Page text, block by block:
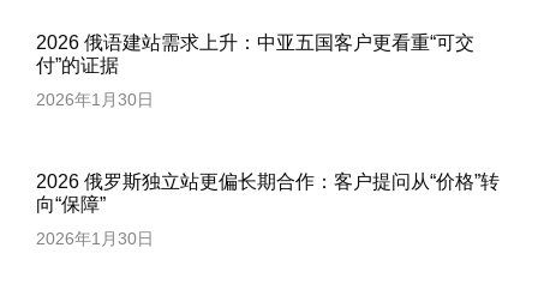
2026 俄语建站需求上升：中亚五国客户更看重“可交
付”的证据
2026年1月30日
2026 俄罗斯独立站更偏长期合作：客户提问从“价格”转
向“保障”
2026年1月30日